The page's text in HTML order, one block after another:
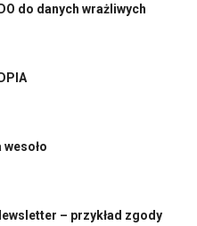
do danych wrażliwych
wesoło
– przykład zgody